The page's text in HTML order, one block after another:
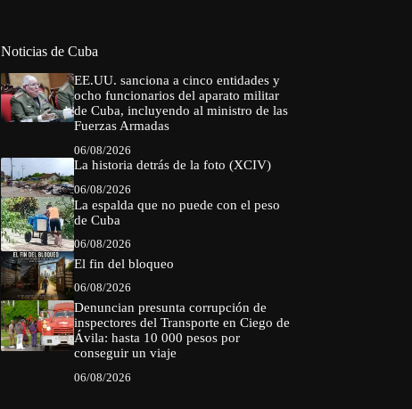
Noticias de Cuba
EE.UU. sanciona a cinco entidades y
ocho funcionarios del aparato militar
de Cuba, incluyendo al ministro de las
Fuerzas Armadas
06/08/2026
La historia detrás de la foto (XCIV)
06/08/2026
La espalda que no puede con el peso
de Cuba
06/08/2026
El fin del bloqueo
06/08/2026
Denuncian presunta corrupción de
inspectores del Transporte en Ciego de
Ávila: hasta 10 000 pesos por
conseguir un viaje
06/08/2026